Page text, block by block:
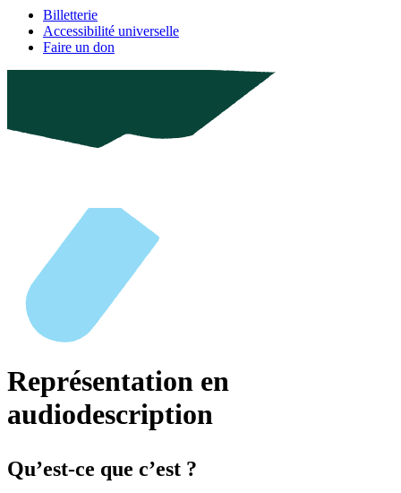
Billetterie
Accessibilité universelle
Faire un don
Représentation en
audiodescription
Qu’est-ce que c’est ?